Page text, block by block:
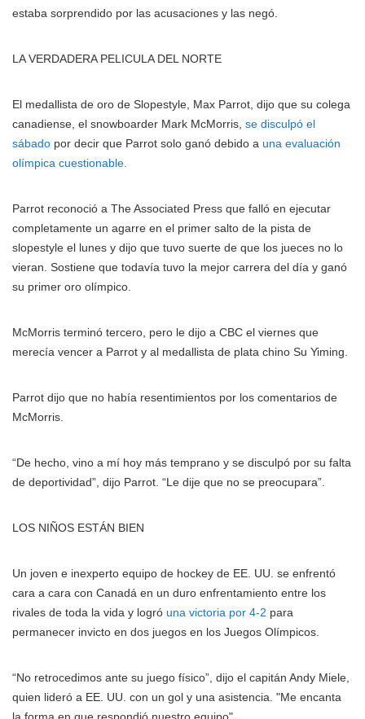
estaba sorprendido por las acusaciones y las negó.
LA VERDADERA PELICULA DEL NORTE
El medallista de oro de Slopestyle, Max Parrot, dijo que su colega
canadiense, el snowboarder Mark McMorris, se disculpó el
sábado por decir que Parrot solo ganó debido a una evaluación
olímpica cuestionable.
Parrot reconoció a The Associated Press que falló en ejecutar
completamente un agarre en el primer salto de la pista de
slopestyle el lunes y dijo que tuvo suerte de que los jueces no lo
vieran. Sostiene que todavía tuvo la mejor carrera del día y ganó
su primer oro olímpico.
McMorris terminó tercero, pero le dijo a CBC el viernes que
merecía vencer a Parrot y al medallista de plata chino Su Yiming.
Parrot dijo que no había resentimientos por los comentarios de
McMorris.
“De hecho, vino a mí hoy más temprano y se disculpó por su falta
de deportividad”, dijo Parrot. “Le dije que no se preocupara”.
LOS NIÑOS ESTÁN BIEN
Un joven e inexperto equipo de hockey de EE. UU. se enfrentó
cara a cara con Canadá en un duro enfrentamiento entre los
rivales de toda la vida y logró una victoria por 4-2 para
permanecer invicto en dos juegos en los Juegos Olímpicos.
“No retrocedimos ante su juego físico”, dijo el capitán Andy Miele,
quien lideró a EE. UU. con un gol y una asistencia. "Me encanta